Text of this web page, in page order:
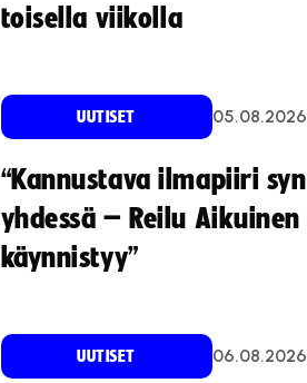
toisella viikolla
UUTISET 05.08.2026
“Kannustava ilmapiiri
yhdessä – Reilu
käynnistyy”
UUTISET 06.08.2026